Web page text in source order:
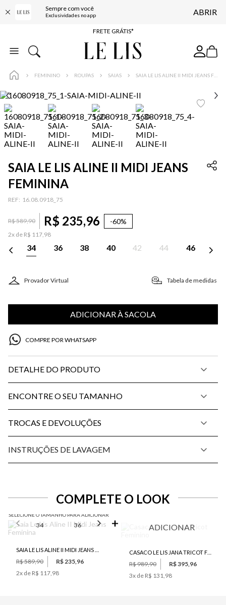
Sempre com você
Exclusividades no app ABRIR
ENTREGA EXPRESSA*
FRETE GRÁTIS*
BAIXE O APP
FEMININO ROUPAS SAIAS
SAIA LE LIS ALINE II MIDI JEANS
FEMININA
: 16.08.0918_75
R$589,90 R$ 235,96 -60%
2x de R$ 117,98
34 36 38 40 42 44 46
Provador Virtual Tabela de medidas
ADICIONAR À SACOLA
COMPRE POR WHATSAPP
DETALHE DO PRODUTO
ENCONTRE O SEU TAMANHO
TROCAS E DEVOLUÇÕES
INSTRUÇÕES DE LAVAGEM
COMPLETE O LOOK
SELECIONE O TAMANHO PARA ADICIONAR
34 36 38 40 46
R$ 589,90
R$ 235,96
2x de R$ 117,98
ADICIONAR
R$ 989,90
R$ 395,96
3x de R$ 131,98